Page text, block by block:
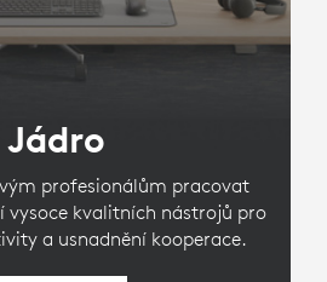
Jádro
profesionálům pracovat
vysoce kvalitních nástrojů pro
a usnadnění kooperace.